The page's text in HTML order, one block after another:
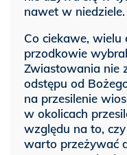
nawet w niedziele.
Co ciekawe,
przodkowie
Zwiastowania nie
odstępu od
na przesilenie
w okolicach
względu na to,
warto przeżywać